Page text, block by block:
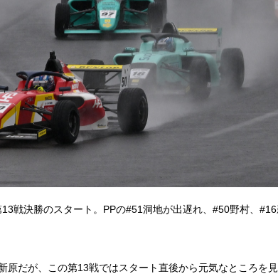
13戦決勝のスタート。PPの#51洞地が出遅れ、#50野村、
だが、この第13戦ではスタート直後から元気なところを